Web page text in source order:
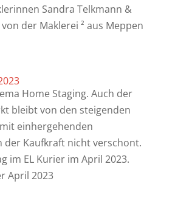
Sandra Telkmann &
der Maklerei ² aus Meppen
Home Staging. Auch der
bleibt von den steigenden
einhergehenden
der Kaufkraft nicht verschont.
im EL Kurier im April 2023.
April 2023